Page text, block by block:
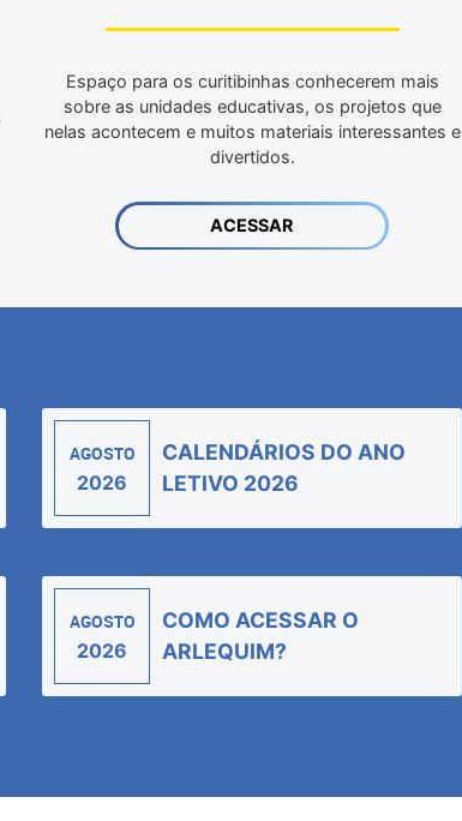
Espaço para os curitibinhas conhecerem mais
sobre as unidades educativas, os projetos que
nelas acontecem e muitos materiais interessantes e
divertidos.
ACESSAR
AGOSTO
2026
CALENDÁRIOS DO ANO
LETIVO 2026
AGOSTO
2026
COMO ACESSAR O
ARLEQUIM?